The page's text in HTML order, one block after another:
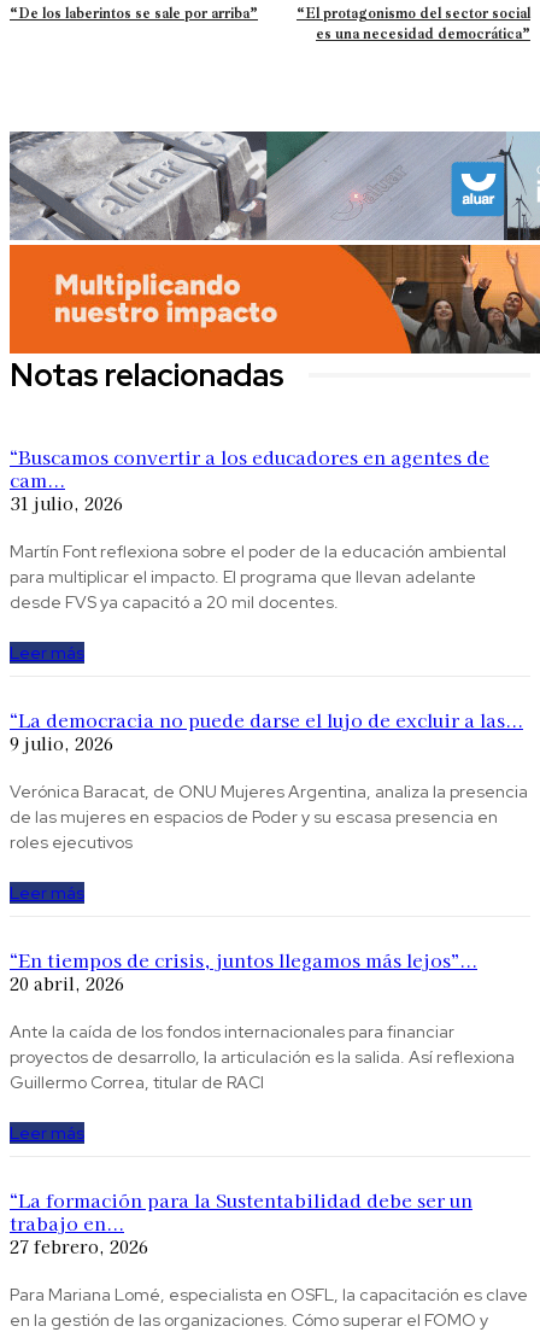
“De los laberintos se sale por arriba”
“El protagonismo del sector social
es una necesidad democrática”
Notas relacionadas
“Buscamos convertir a los educadores en agentes de
cam...
31 julio, 2026
Martín Font reflexiona sobre el poder de la educación ambiental
para multiplicar el impacto. El programa que llevan adelante
desde FVS ya capacitó a 20 mil docentes.
Leer más
“La democracia no puede darse el lujo de excluir a las...
9 julio, 2026
Verónica Baracat, de ONU Mujeres Argentina, analiza la presencia
de las mujeres en espacios de Poder y su escasa presencia en
roles ejecutivos
Leer más
“En tiempos de crisis, juntos llegamos más lejos”...
20 abril, 2026
Ante la caída de los fondos internacionales para financiar
proyectos de desarrollo, la articulación es la salida. Así reflexiona
Guillermo Correa, titular de RACI
Leer más
“La formación para la Sustentabilidad debe ser un
trabajo en...
27 febrero, 2026
Para Mariana Lomé, especialista en OSFL, la capacitación es clave
en la gestión de las organizaciones. Cómo superar el FOMO y